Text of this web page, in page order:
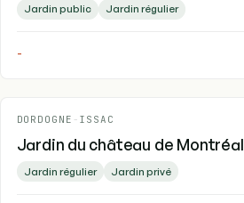
Jardin public Jardin régulier
-
DORDOGNE - ISSAC
Jardin du château de Montréal
Jardin régulier Jardin privé